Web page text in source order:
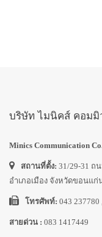
บริษัท ไมนิคส์ คอมมิ
Minics Communication
สถานที่ตั้ง: 31/29-31 ถ
อำเภอเมือง จังหวัดขอนแก่
โทรศัพท์: 043 237780
สายด่วน : 083 1417449